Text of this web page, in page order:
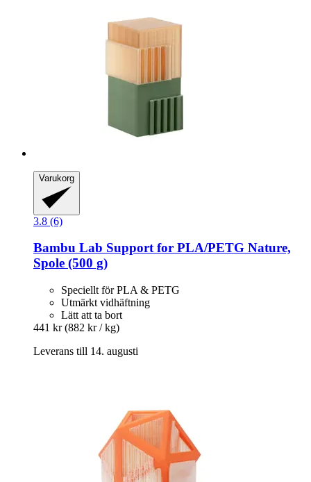
Varukorg
3.8 (6)
Bambu Lab Support for PLA/PETG Nature,
Spole (500 g)
Speciellt för PLA & PETG
Utmärkt vidhäftning
Lätt att ta bort
441 kr (882 kr / kg)
Leverans till 14. augusti